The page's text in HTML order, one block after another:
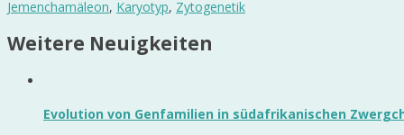
Jemenchamäleon, Karyotyp, Zytogenetik
Weitere Neuigkeiten
Evolution von Genfamilien in südafrikanischen